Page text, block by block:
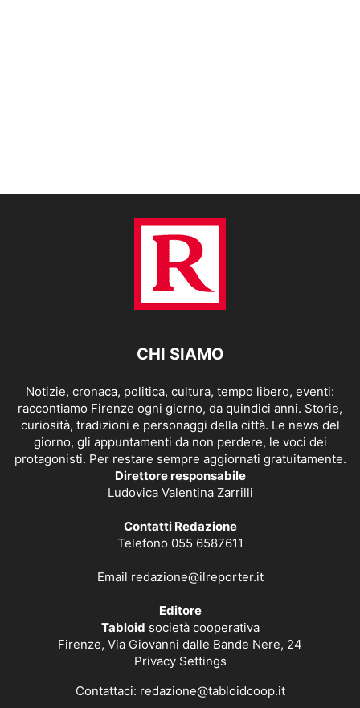
CHI SIAMO
Notizie, cronaca, politica, cultura, tempo libero, eventi:
raccontiamo Firenze ogni giorno, da quindici anni. Storie,
curiosità, tradizioni e personaggi della città. Le news del
giorno, gli appuntamenti da non perdere, le voci dei
protagonisti. Per restare sempre aggiornati gratuitamente.
Direttore responsabile
Ludovica Valentina Zarrilli
Contatti Redazione
Telefono 055 6587611
Email redazione@ilreporter.it
Editore
Tabloid società cooperativa
Firenze, Via Giovanni dalle Bande Nere, 24
Privacy Settings
Contattaci: redazione@tabloidcoop.it